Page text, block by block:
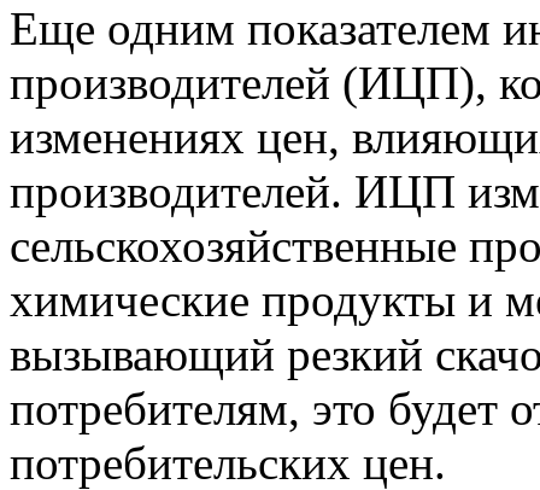
Еще одним показателем
производителей (ИЦП),
изменениях цен,
производителей. ИЦП
сельскохозяйственные
химические продукты и
вызывающий резкий
потребителям, это будет
потребительских цен.